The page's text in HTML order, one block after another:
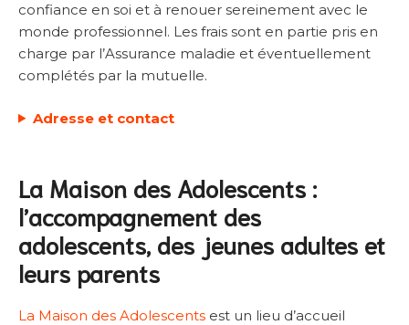
confiance en soi et à renouer sereinement avec le
monde professionnel. Les frais sont en partie pris en
charge par l’Assurance maladie et éventuellement
complétés par la mutuelle.
Adresse et contact
La Maison des Adolescents :
l’accompagnement des
adolescents, des jeunes adultes et
leurs parents
La Maison des Adolescents est un lieu d’accueil